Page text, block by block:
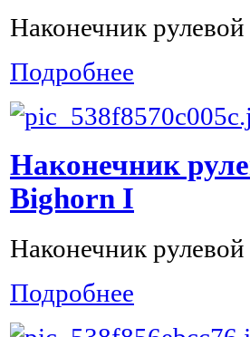
Наконечник
Подробнее
Наконечник
Bighorn I
Наконечник
Подробнее